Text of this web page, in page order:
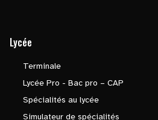
Lycée
Terminale
Lycée Pro - Bac pro – CAP
Spécialités au lycée
Simulateur de spécialités